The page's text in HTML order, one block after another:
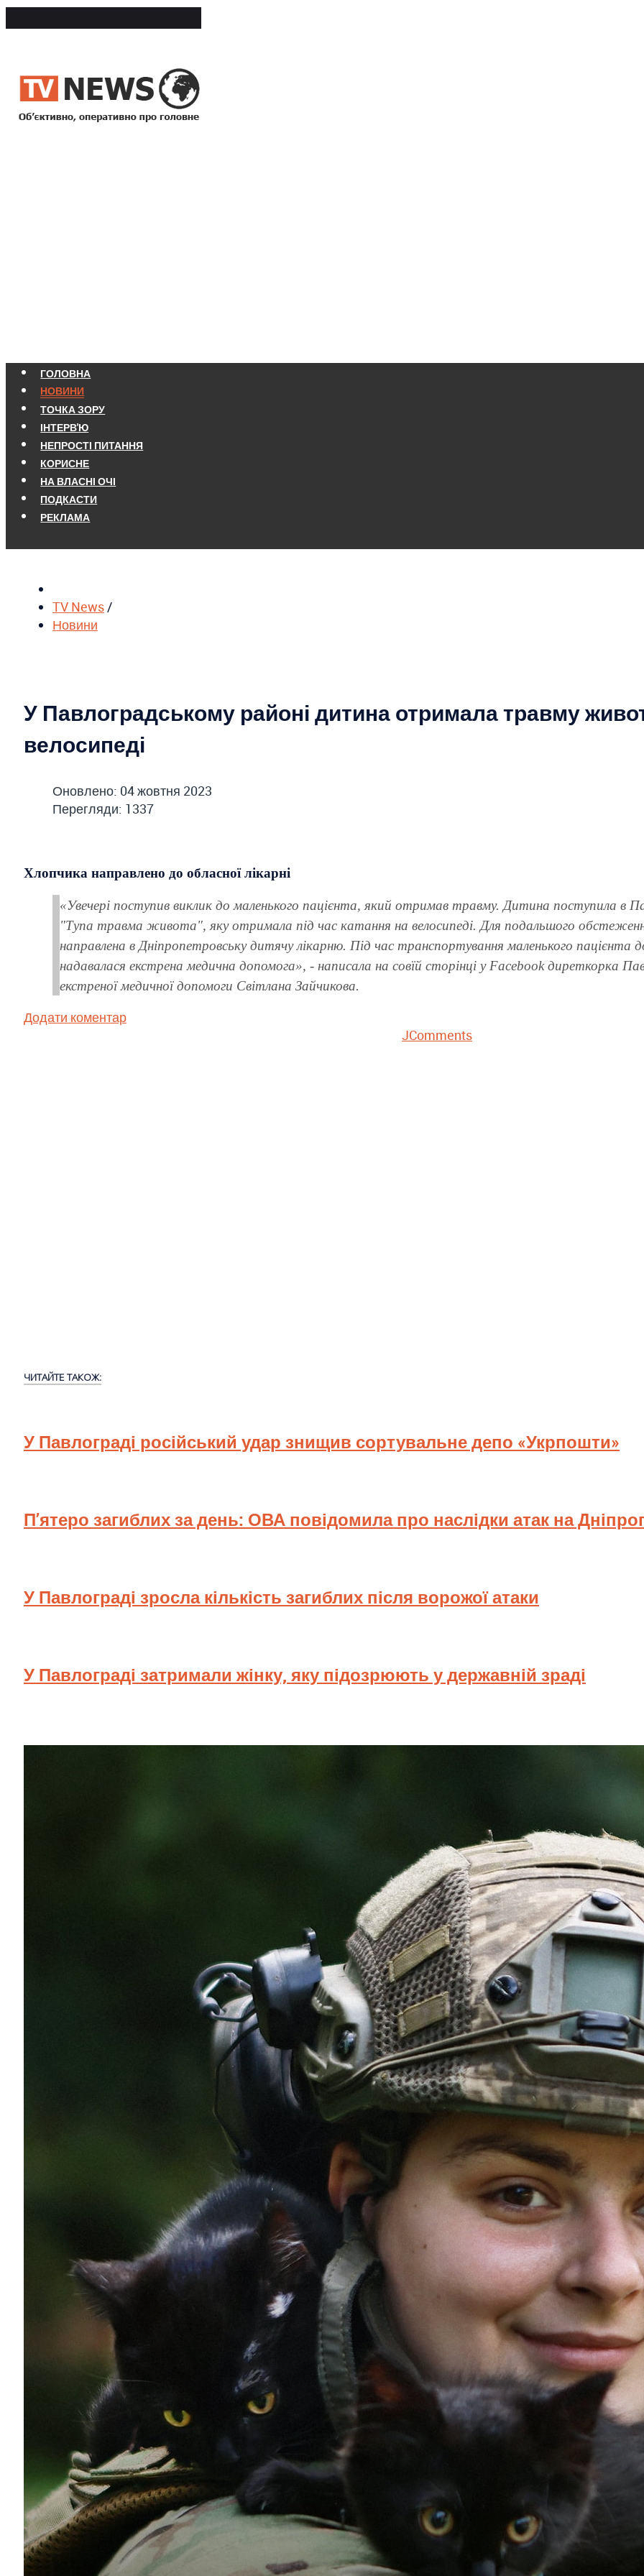
ГОЛОВНА
НОВИНИ
ТОЧКА ЗОРУ
ІНТЕРВ'Ю
НЕПРОСТІ ПИТАННЯ
КОРИСНЕ
НА ВЛАСНІ ОЧІ
ПОДКАСТИ
РЕКЛАМА
TV News /
Новини
У Павлоградському районі дитина отримала травму
велосипеді
Оновлено: 04 жовтня 2023
Перегляди: 1337
Хлопчика направлено до обласної лікарні
«Увечері поступив виклик до маленького пацієнта, який отримав травму. Дитина поступила в
"Тупа травма живота", яку отримала під час катання на велосипеді. Для подальшого
направлена в Дніпропетровську дитячу лікарню. Під час транспортування маленького пацієнта
надавалася екстрена медична допомога», - написала на совїй сторінці у Facebook диреткорка
екстреної медичної допомоги Світлана Зайчикова.
Додати коментар
JComments
ЧИТАЙТЕ ТАКОЖ:
У Павлограді російський удар знищив сортувальне депо «Укрпошти»
П’ятеро загиблих за день: ОВА повідомила про наслідки атак на
У Павлограді зросла кількість загиблих після ворожої атаки
У Павлограді затримали жінку, яку підозрюють у державній зраді